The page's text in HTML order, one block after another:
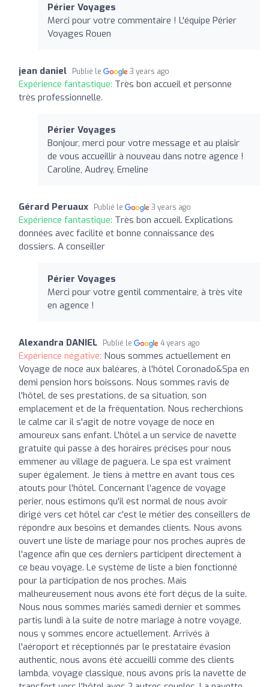
Périer Voyages
Merci pour votre commentaire ! L'équipe Périer
Voyages Rouen
jean daniel Publié le 3 years ago
Expérience fantastique: Très bon accueil et personne
très professionnelle.
Périer Voyages
Bonjour, merci pour votre message et au plaisir
de vous accueillir à nouveau dans notre agence !
Caroline, Audrey, Emeline
Gérard Peruaux Publié le 3 years ago
Expérience fantastique: Très bon accueil. Explications
données avec facilité et bonne connaissance des
dossiers. A conseiller
Périer Voyages
Merci pour votre gentil commentaire, à très vite
en agence !
Alexandra DANIEL Publié le 4 years ago
Expérience négative: Nous sommes actuellement en
Voyage de noce aux baléares, à l'hôtel Coronado&Spa en
demi pension hors boissons. Nous sommes ravis de
l'hôtel, de ses prestations, de sa situation, son
emplacement et de la fréquentation. Nous recherchions
le calme car il s'agit de notre voyage de noce en
amoureux sans enfant. L'hôtel a un service de navette
gratuite qui passe à des horaires précises pour nous
emmener au village de paguera. Le spa est vraiment
super également. Je tiens à mettre en avant tous ces
atouts pour l'hôtel. Concernant l'agence de voyage
perier, nous estimons qu'il est normal de nous avoir
dirigé vers cet hôtel car c'est le métier des conseillers de
répondre aux besoins et demandes clients. Nous avons
ouvert une liste de mariage pour nos proches auprès de
l'agence afin que ces derniers participent directement à
ce beau voyage. Le système de liste a bien fonctionné
pour la participation de nos proches. Mais
malheureusement nous avons été fort déçus de la suite.
Nous nous sommes mariés samedi dernier et sommes
partis lundi à la suite de notre mariage à notre voyage,
nous y sommes encore actuellement. Arrivés à
l'aéroport et réceptionnés par le prestataire évasion
authentic, nous avons été accueilli comme des clients
lambda, voyage classique, nous avons pris la navette de